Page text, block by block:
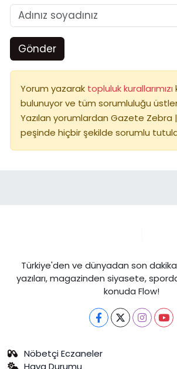
Gönder
Yorum yazarak topluluk kurallarımızı
bulunuyor ve tüm sorumluluğu
Yazılan yorumlardan Gazete Zebra
peşinde hiçbir şekilde sorumlu
Türkiye'den ve dünyadan son
yazıları, magazinden siyasete,
konuda Flow!
Nöbetçi Eczaneler
Hava Durumu